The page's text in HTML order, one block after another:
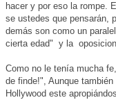
hacer y por eso la rompe.
se ustedes que pensarán,
demás son como un
cierta edad" y la
Como no le tenía mucha
de finde!", Aunque
Hollywood este